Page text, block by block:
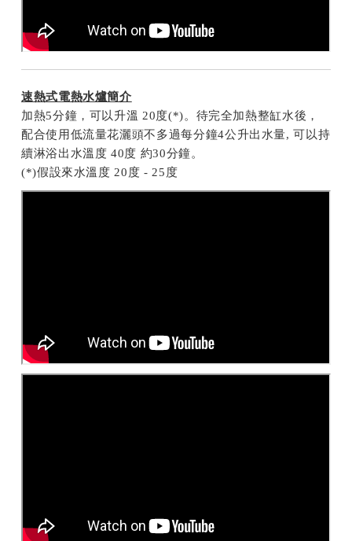
速熱式電熱水爐簡介
加熱5分鐘，可以升溫 20度(*)。待完全加熱整缸水後，
配合使用低流量花灑頭不多過每分鐘4公升出水量, 可以持
續淋浴出水溫度 40度 約30分鐘。
(*)假設來水溫度 20度 - 25度